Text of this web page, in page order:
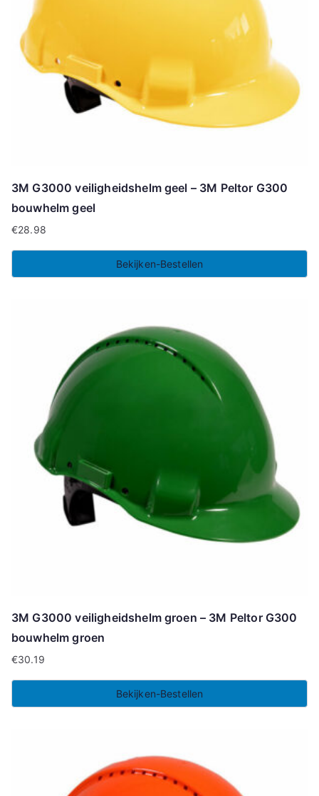
3M G3000 veiligheidshelm geel – 3M Peltor G300
bouwhelm geel
€28.98
Bekijken-Bestellen
3M G3000 veiligheidshelm groen – 3M Peltor G300
bouwhelm groen
€30.19
Bekijken-Bestellen